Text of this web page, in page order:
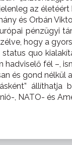
az életéért
és Orbán
pénzügyi
hogy a
quo
hadviselő fél –,
és gond
, NATO- és